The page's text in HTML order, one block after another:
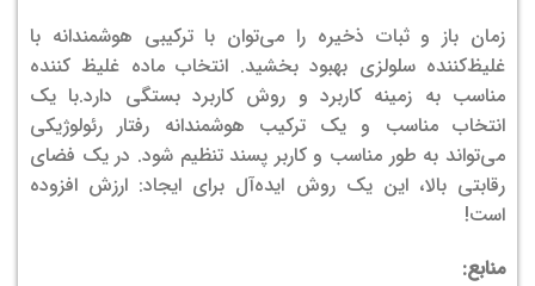
زمان باز و ثبات ذخیره را می‌توان با ترکیبی هوشمندانه با
غلیظ‌کننده سلولزی بهبود بخشید. انتخاب ماده غلیظ کننده
مناسب به زمینه کاربرد و روش کاربرد بستگی دارد.با یک
انتخاب مناسب و یک ترکیب هوشمندانه رفتار رئولوژیکی
می‌تواند به طور مناسب و کاربر پسند تنظیم شود. در یک فضای
رقابتی بالا، این یک روش ایده‌آل برای ایجاد: ارزش افزوده
است!
منابع: